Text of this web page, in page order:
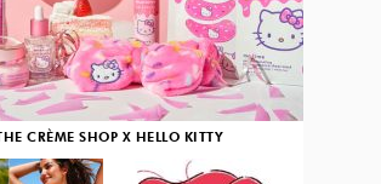
THE CRÈME SHOP X HELLO KITTY